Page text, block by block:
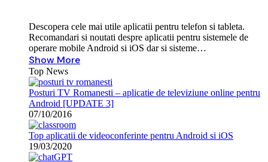
Descopera cele mai utile aplicatii pentru telefon si tableta.
Recomandari si noutati despre aplicatii pentru sistemele de
operare mobile Android si iOS dar si sisteme…
Show More
Top News
Posturi TV Romanesti – aplicatie de televiziune online pentru
Android [UPDATE 3]
07/10/2016
Top aplicatii de videoconferinte pentru Android si iOS
19/03/2020